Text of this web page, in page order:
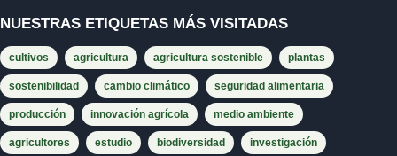
NUESTRAS ETIQUETAS MÁS VISITADAS
cultivos agricultura agricultura sostenible plantas
sostenibilidad cambio climático seguridad alimentaria
producción innovación agrícola medio ambiente
agricultores estudio biodiversidad investigación